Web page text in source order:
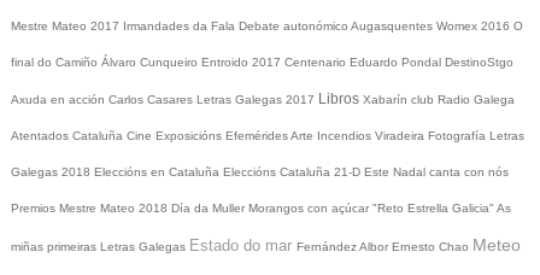
Mestre Mateo 2017 Irmandades da Fala Debate autonómico Augasquentes Womex 2016 O
final do Camiño Álvaro Cunqueiro Entroido 2017 Centenario Eduardo Pondal DestinoStgo
Axuda en acción Carlos Casares Letras Galegas 2017 Libros Xabarín club Radio Galega
Atentados Cataluña Cine Exposicións EfeméridesArte Incendios Viradeira Fotografía Letras
Galegas 2018 Eleccións en Cataluña Eleccións Cataluña 21-D Este Nadal canta con nós
Premios Mestre Mateo 2018 Día da Muller Morangos con açúcar "Reto Estrella Galicia" As
miñas primeiras Letras Galegas Estado do mar Fernández Albor Ernesto Chao Meteo